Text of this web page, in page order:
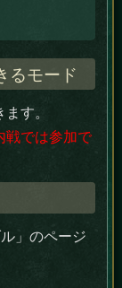
るモード
す。
戦では参加で
」のページ